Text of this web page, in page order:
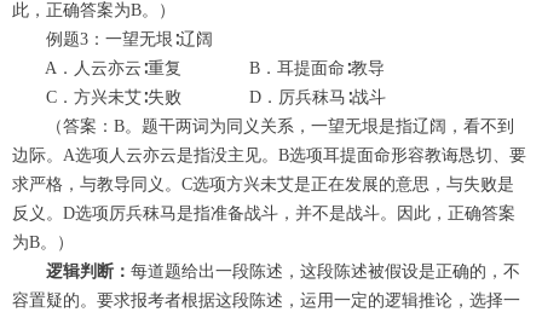
此，正确答案为B。）
例题3：一望无垠∶辽阔
A．人云亦云∶重复 B．耳提面命∶教导
C．方兴未艾∶失败 D．厉兵秣马∶战斗
（答案：B。题干两词为同义关系，一望无垠是指辽阔，看不到
边际。A选项人云亦云是指没主见。B选项耳提面命形容教诲恳切、要
求严格，与教导同义。C选项方兴未艾是正在发展的意思，与失败是
反义。D选项厉兵秣马是指准备战斗，并不是战斗。因此，正确答案
为B。）
逻辑判断： 每道题给出一段陈述，这段陈述被假设是正确的，不
容置疑的。要求报考者根据这段陈述，运用一定的逻辑推论，选择一